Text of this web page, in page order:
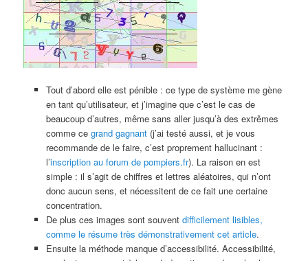
Tout d’abord elle est pénible : ce type de système me gène
en tant qu’utilisateur, et j’imagine que c’est le cas de
beaucoup d’autres, même sans aller jusqu’à des extrêmes
comme ce grand gagnant(j’ai testé aussi, et je vous
recommande de le faire, c’est proprement hallucinant :
l’inscription au forum de pompiers.fr). La raison en est
simple : il s’agit de chiffres et lettres aléatoires, qui n’ont
donc aucun sens, et nécessitent de ce fait une certaine
concentration.
De plus ces images sont souvent difficilement lisibles,
comme le résume très démonstrativement cet article.
Ensuite la méthode manque d’accessibilité. Accessibilité,